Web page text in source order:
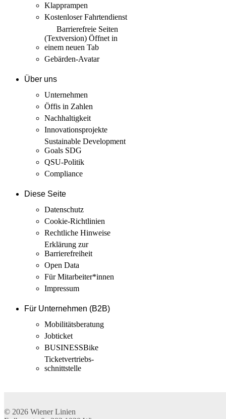
Klapprampen
Kostenloser Fahrtendienst
Barrierefreie Seiten
(Textversion) Öffnet in
einem neuen Tab
Gebärden-Avatar
Über uns
Unternehmen
Öffis in Zahlen
Nachhaltigkeit
Innovations­projekte
Sustainable Development
Goals SDG
QSU-Politik
Compliance
Diese Seite
Datenschutz
Cookie-Richtlinien
Rechtliche Hinweise
Erklärung zur
Barrierefreiheit
Open Data
Für Mitarbeiter­*innen
Impressum
Für Unternehmen (B2B)
Mobilitäts­beratung
Jobticket
BUSINESSBike
Ticketvertriebs­
schnittstelle
© 2026 Wiener Linien